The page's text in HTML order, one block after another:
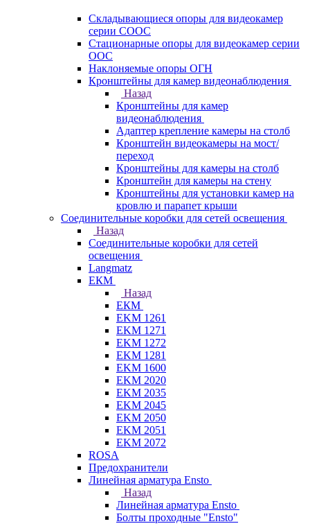
Складывающиеся опоры для видеокамер
серии СООС
Стационарные опоры для видеокамер серии
ООС
Наклоняемые опоры ОГН
Кронштейны для камер видеонаблюдения
Назад
Кронштейны для камер
видеонаблюдения
Адаптер крепление камеры на столб
Кронштейн видеокамеры на мост/
переход
Кронштейны для камеры на столб
Кронштейн для камеры на стену
Кронштейны для установки камер на
кровлю и парапет крыши
Соединительные коробки для сетей освещения
Назад
Соединительные коробки для сетей
освещения
Langmatz
ЕКМ
Назад
ЕКМ
EKM 1261
EKM 1271
EKM 1272
EKM 1281
EKM 1600
EKM 2020
EKM 2035
EKM 2045
EKM 2050
EKM 2051
EKM 2072
ROSA
Предохранители
Линейная арматура Ensto
Назад
Линейная арматура Ensto
Болты проходные "Ensto"